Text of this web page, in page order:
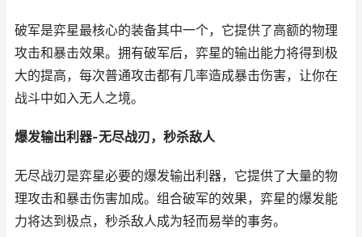
破军是弈星最核心的装备其中一个，它提供了高额的物理
攻击和暴击效果。拥有破军后，弈星的输出能力将得到极
大的提高，每次普通攻击都有几率造成暴击伤害，让你在
战斗中如入无人之境。
爆发输出利器-无尽战刃，秒杀敌人
无尽战刃是弈星必要的爆发输出利器，它提供了大量的物
理攻击和暴击伤害加成。组合破军的效果，弈星的爆发能
力将达到极点，秒杀敌人成为轻而易举的事务。